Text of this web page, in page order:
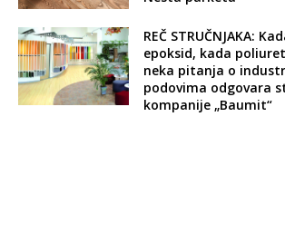
REČ STRUČNJAKA:
epoksid, kada
neka pitanja o
podovima odgovara
kompanije „Baumit“